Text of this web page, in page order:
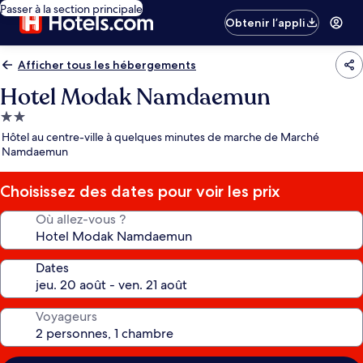
Passer à la section principale
Obtenir l’appli
Afficher tous les hébergements
Hotel Modak Namdaemun
Hébergement
2.0 étoiles
Hôtel au centre-ville à quelques minutes de marche de Marché
Namdaemun
Choisissez des dates pour voir les prix
Où allez-vous ?
Dates
Voyageurs